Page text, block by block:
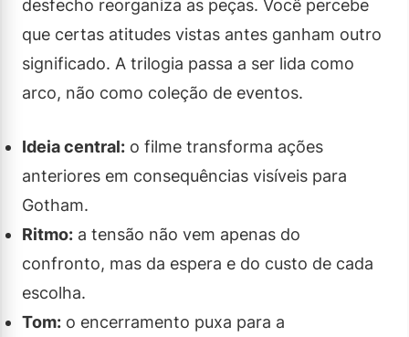
desfecho reorganiza as peças. Você percebe
que certas atitudes vistas antes ganham outro
significado. A trilogia passa a ser lida como
arco, não como coleção de eventos.
Ideia central: o filme transforma ações
anteriores em consequências visíveis para
Gotham.
Ritmo: a tensão não vem apenas do
confronto, mas da espera e do custo de cada
escolha.
Tom: o encerramento puxa para a